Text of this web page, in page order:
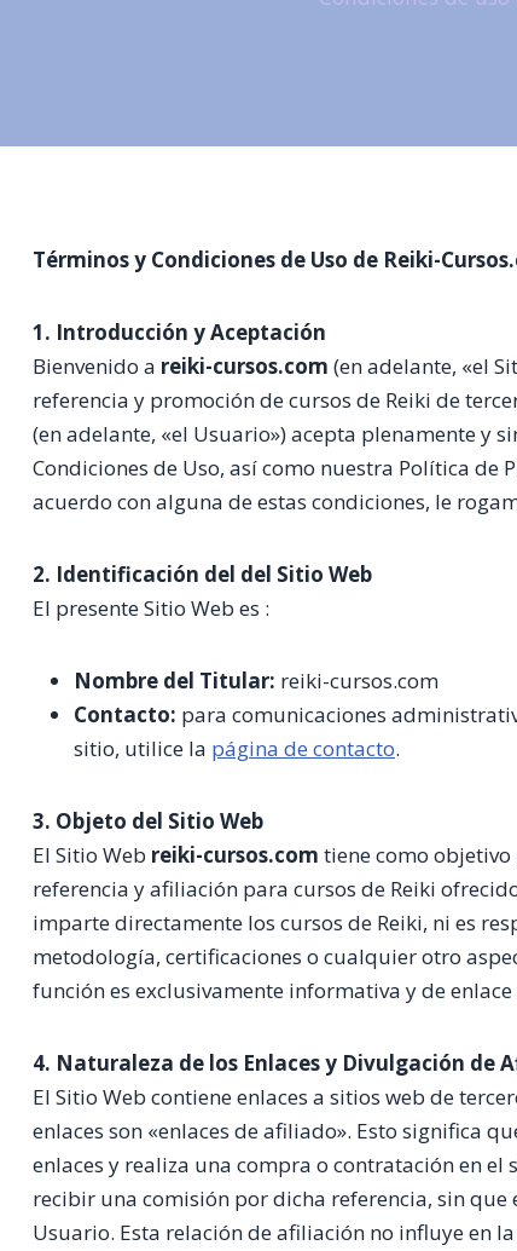
Términos y Condiciones de Uso de Reiki-
1. Introducción y Aceptación
Bienvenido a reiki-cursos.com (en adelante, «el
referencia y promoción de cursos de Reiki de
(en adelante, «el Usuario») acepta plenamente y
Condiciones de Uso, así como nuestra Política de
acuerdo con alguna de estas condiciones, le
2. Identificación del del Sitio Web
El presente Sitio Web es :
Nombre del Titular: reiki-cursos.com
Contacto: para comunicaciones
sitio, utilice la página de contacto.
3. Objeto del Sitio Web
El Sitio Web reiki-cursos.com tiene como
referencia y afiliación para cursos de Reiki
imparte directamente los cursos de Reiki, ni es
metodología, certificaciones o cualquier otro
función es exclusivamente informativa y de
4. Naturaleza de los Enlaces y Divulgación de
El Sitio Web contiene enlaces a sitios web de
enlaces son «enlaces de afiliado». Esto significa
enlaces y realiza una compra o contratación en el
recibir una comisión por dicha referencia, sin
Usuario. Esta relación de afiliación no influye en